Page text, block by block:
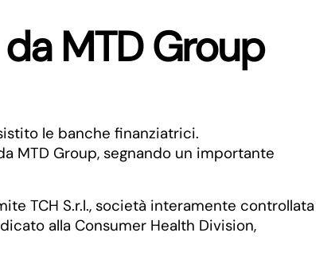
MTD Group
le banche finanziatrici.
MTD Group, segnando un importante
TCH S.r.l., società interamente controllata
alla Consumer Health Division,